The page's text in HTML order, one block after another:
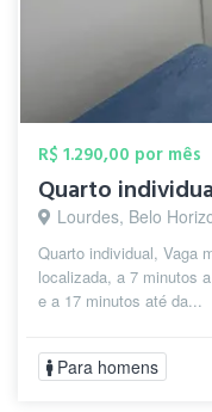
R$ 1.290,00 por mês
Quarto
Lourdes, Belo
Quarto individual, Vaga
localizada, a 7 minutos
e a 17 minutos até da...
Para homens